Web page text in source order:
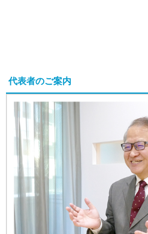
代表者のご案内